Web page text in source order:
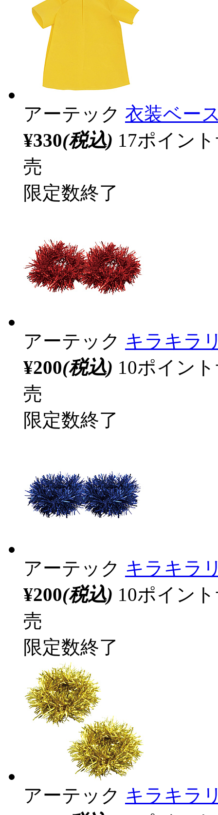
アーテック 衣装ベー
¥330(税込) 17ポイン
売
限定数終了
アーテック キラキラ
¥200(税込) 10ポイン
売
限定数終了
アーテック キラキラ
¥200(税込) 10ポイン
売
限定数終了
アーテック キラキラ